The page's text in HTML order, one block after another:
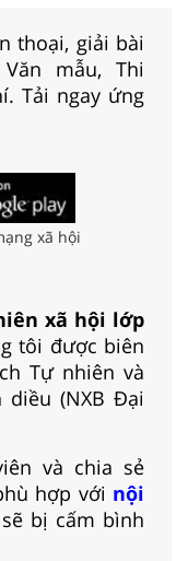
thoại, giải bài
mẫu, Thi
Tải ngay ứng
xã hội
xã hội lớp
tôi được biên
Tự nhiên và
(NXB Đại
và chia sẻ
hợp với nội
bị cấm bình